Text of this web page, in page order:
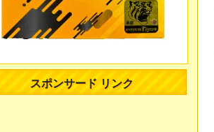
スポンサード リンク